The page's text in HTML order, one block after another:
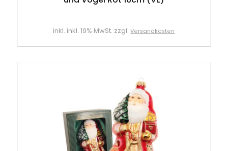
inkl. inkl. 19% MwSt. zzgl.Versandkosten